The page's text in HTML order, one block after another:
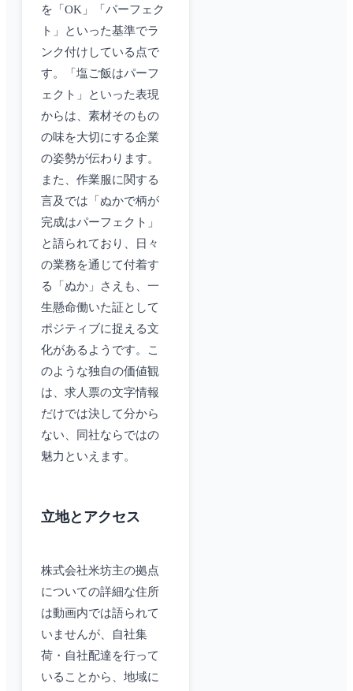
を「OK」「パーフェク
ト」といった基準でラ
ンク付けしている点で
す。「塩ご飯はパーフ
ェクト」といった表現
からは、素材そのもの
の味を大切にする企業
の姿勢が伝わります。
また、作業服に関する
言及では「ぬかで柄が
完成はパーフェクト」
と語られており、日々
の業務を通じて付着す
る「ぬか」さえも、一
生懸命働いた証として
ポジティブに捉える文
化があるようです。こ
のような独自の価値観
は、求人票の文字情報
だけでは決して分から
ない、同社ならではの
魅力といえます。
立地とアクセス
株式会社米坊主の拠点
についての詳細な住所
は動画内では語られて
いませんが、自社集
荷・自社配達を行って
いることから、地域に